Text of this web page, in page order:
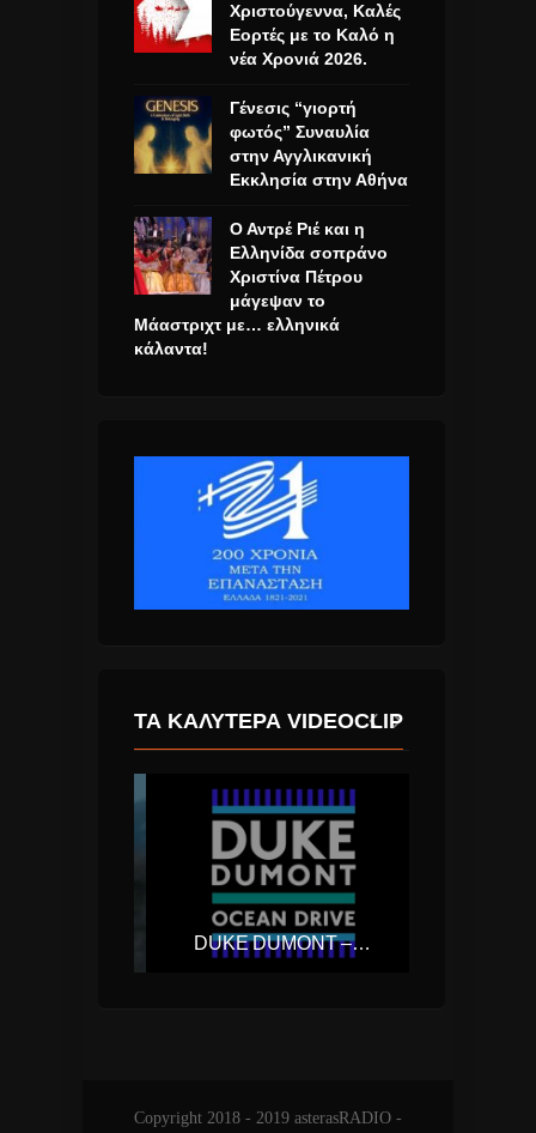
Χριστούγεννα, Καλές
Εορτές με το Καλό η
νέα Χρονιά 2026.
Γένεσις “γιορτή
φωτός” Συναυλία
στην Αγγλικανική
Εκκλησία στην Αθήνα
Ο Αντρέ Ριέ και η
Ελληνίδα σοπράνο
Χριστίνα Πέτρου
μάγεψαν το
Μάαστριχτ με… ελληνικά
κάλαντα!
ΤΑ ΚΑΛΎΤΕΡΑ VIDEOCLIP
DUKE DUMONT – OCEAN DRIVE
Copyright 2018 - 2019 asterasRADIO -